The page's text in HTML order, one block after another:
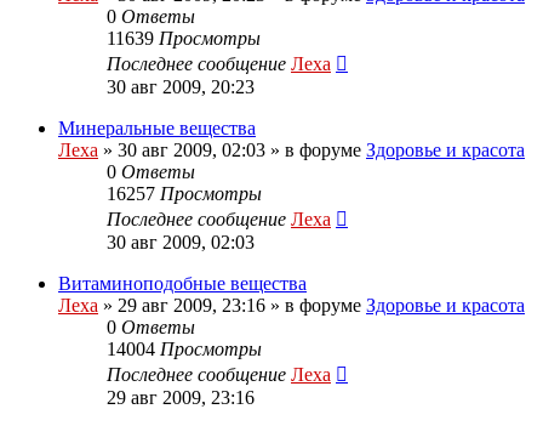
0 Ответы
11639 Просмотры
Последнее сообщение Леха
30 авг 2009, 20:23
Минеральные вещества
Леха » 30 авг 2009, 02:03 » в форуме Здоровье и красота
0 Ответы
16257 Просмотры
Последнее сообщение Леха
30 авг 2009, 02:03
Витаминоподобные вещества
Леха » 29 авг 2009, 23:16 » в форуме Здоровье и красота
0 Ответы
14004 Просмотры
Последнее сообщение Леха
29 авг 2009, 23:16